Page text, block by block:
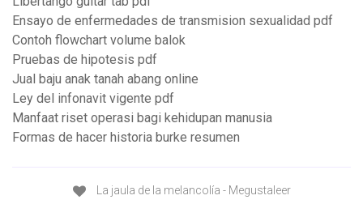
Ensayo de enfermedades de transmision sexualidad pdf
Contoh flowchart volume balok
Pruebas de hipotesis pdf
Jual baju anak tanah abang online
Ley del infonavit vigente pdf
Manfaat riset operasi bagi kehidupan manusia
Formas de hacer historia burke resumen
La jaula de la melancolía - Megustaleer